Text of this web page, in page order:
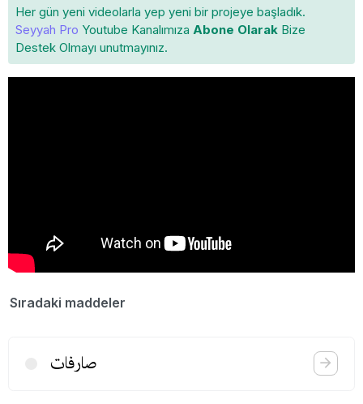
Her gün yeni videolarla yep yeni bir projeye başladık.
Seyyah Pro Youtube Kanalımıza Abone Olarak Bize
Destek Olmayı unutmayınız.
Sıradaki maddeler
صارفات